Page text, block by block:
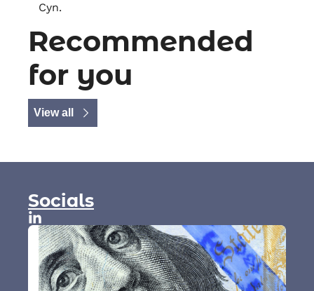
Cyn.
Recommended
for you
View all
Socials